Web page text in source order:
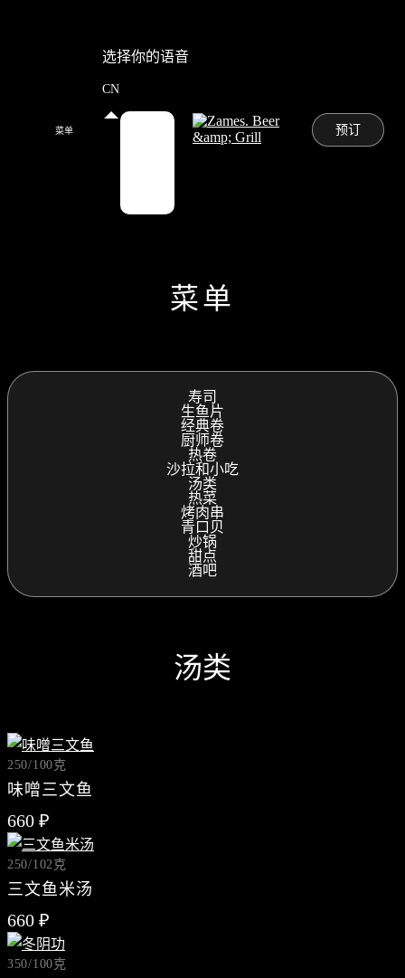
菜单
选择你的语音
CN
餐
厅
忠
诚
联
系
人
预订
菜单
寿司
生鱼片
经典卷
厨师卷
热卷
沙拉和小吃
汤类
热菜
烤肉串
青口贝
炒锅
甜点
酒吧
汤类
250/100克
味噌三文鱼
660 ₽
250/102克
三文鱼米汤
660 ₽
350/100克